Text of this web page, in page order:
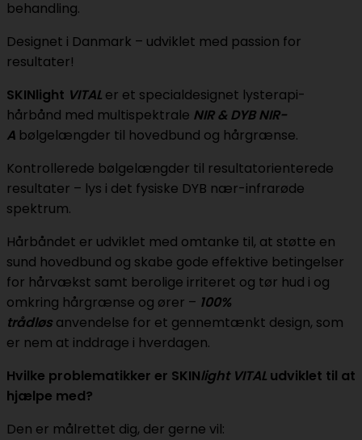
behandling.
Designet i Danmark – udviklet med passion for
resultater!
SKINlight VITAL er et specialdesignet lysterapi-
hårbånd med multispektrale NIR & DYB NIR-
A bølgelængder til hovedbund og hårgrænse.
Kontrollerede bølgelængder til resultatorienterede
resultater – lys i det fysiske DYB nær-infrarøde
spektrum.
Hårbåndet er udviklet med omtanke til, at støtte en
sund hovedbund og skabe gode effektive betingelser
for hårvækst samt berolige irriteret og tør hud i og
omkring hårgrænse og ører – 100%
trådløs anvendelse for et gennemtænkt design, som
er nem at inddrage i hverdagen.
Hvilke problematikker er SKINlightVITAL udviklet til at
hjælpe med?
Den er målrettet dig, der gerne vil: